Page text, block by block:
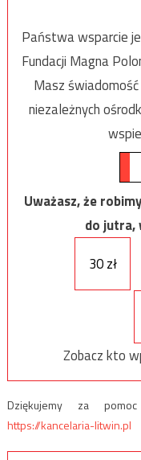
Państwa wsparcie
Fundacji Magna
Masz
niezależnych
Uważasz, że
do jutra,
30 zł
Zobacz kto
Dziękujemy za
https://kancelaria-litwin.pl